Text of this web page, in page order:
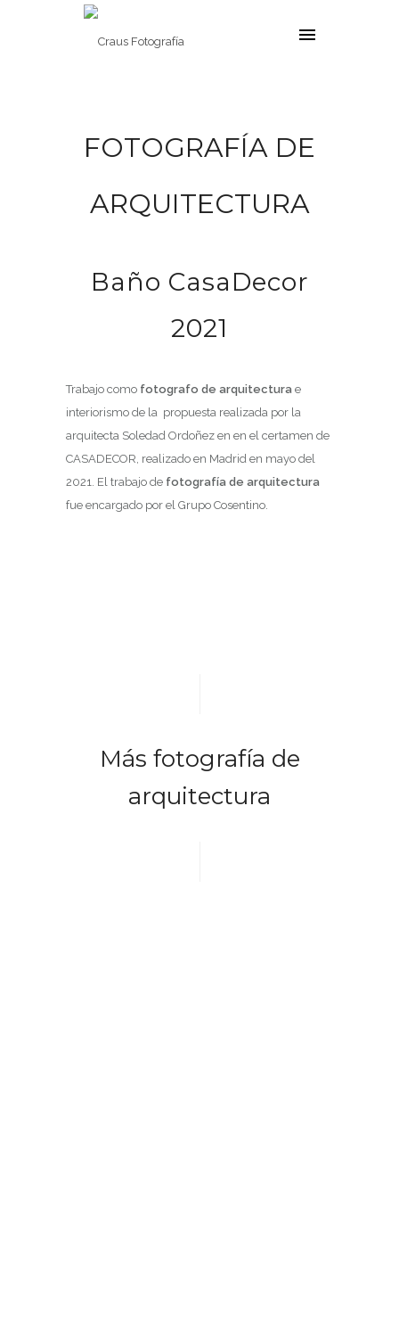
FOTOGRAFÍA DE
ARQUITECTURA
Baño CasaDecor
2021
Trabajo como fotografo de arquitectura e
interiorismo de la propuesta realizada por la
arquitecta Soledad Ordoñez en en el certamen de
CASADECOR, realizado en Madrid en mayo del
2021. El trabajo de fotografía de arquitectura
fue encargado por el Grupo Cosentino.
Más fotografía de
arquitectura